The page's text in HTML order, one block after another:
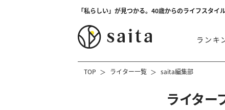
「私らしい」が見つかる。40歳からのライフスタイ
ランキ
TOP ライター一覧 saita編集部
ライター